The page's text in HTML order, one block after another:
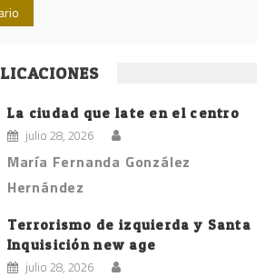
La ciudad que late en el centro
julio 28, 2026
María Fernanda González
Hernández
Terrorismo de izquierda y Santa
Inquisición new age
julio 28, 2026